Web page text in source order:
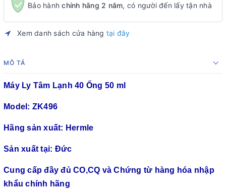
Bảo hànhchính hãng 2 năm, có người đến lấy tận nhà
Xem danh sách cửa hàng tại đây
MÔ TẢ
Máy Ly Tâm Lạnh 40 Ống 50 ml
Model: ZK496
Hãng sản xuất: Hermle
Sản xuất tại: Đức
Cung cấp đầy đủ CO,CQ và Chứng từ hàng hóa nhập
khẩu chính hãng